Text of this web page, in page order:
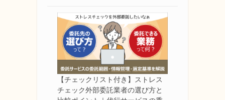
【チェックリスト付き】ストレス
チェック外部委託業者の選び方と